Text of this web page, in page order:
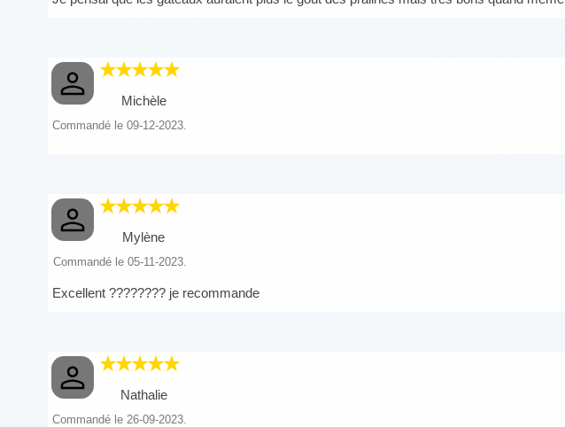
Michèle
Commandé le 09-12-2023.
Mylène
Commandé le 05-11-2023.
Excellent ???????? je recommande
Nathalie
Commandé le 26-09-2023.